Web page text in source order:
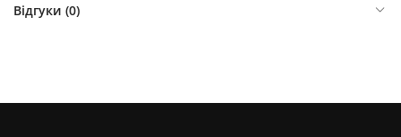
Відгуки (0)